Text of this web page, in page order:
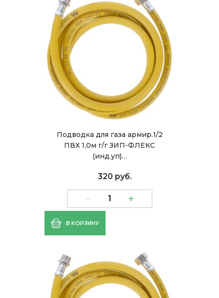
Подводка для газа армир.1/2
ПВХ 1,0м г/г ЗИП-ФЛЕКС
(инд.уп)…
320 руб.
В КОРЗИНУ